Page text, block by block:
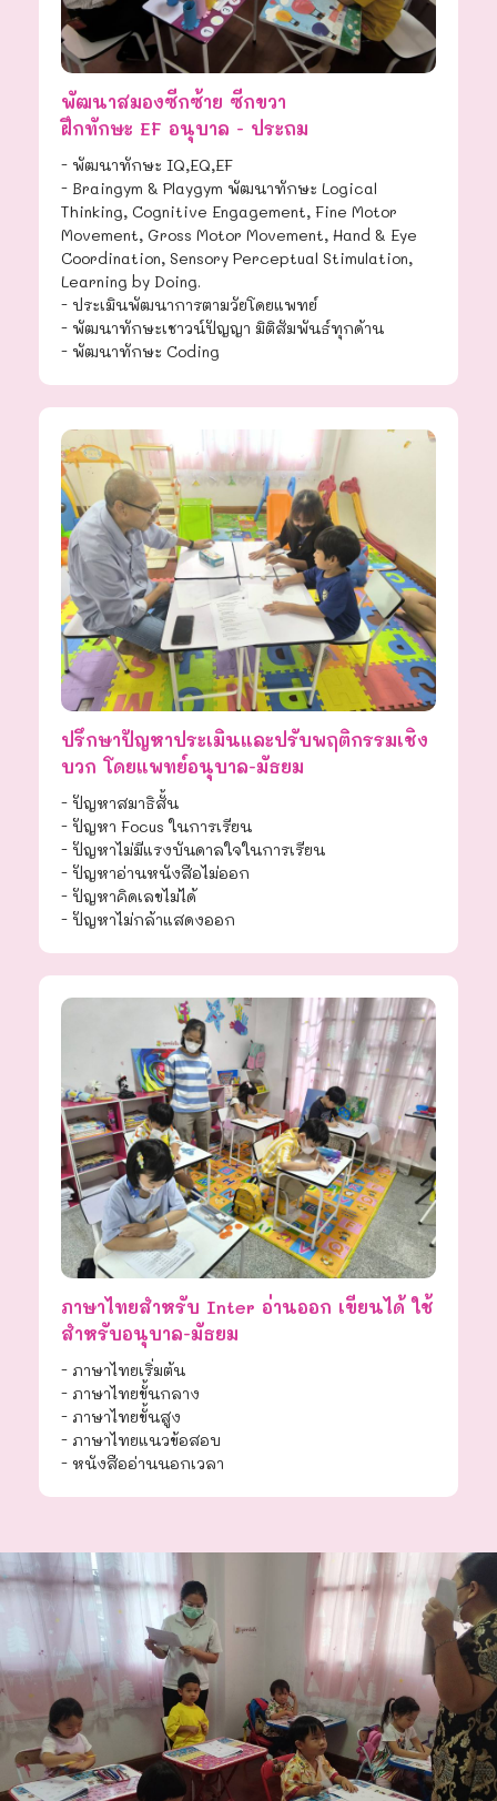
พัฒนาสมองซีกซ้าย ซีกขวา
ฝึกทักษะ EF อนุบาล - ประถม
- พัฒนาทักษะ IQ,EQ,EF
- Braingym & Playgym พัฒนาทักษะ Logical
Thinking, Cognitive Engagement, Fine Motor
Movement, Gross Motor Movement, Hand & Eye
Coordination, Sensory Perceptual Stimulation,
Learning by Doing.
- ประเมินพัฒนาการตามวัยโดยแพทย์
- พัฒนาทักษะเชาวน์ปัญญา มิติสัมพันธ์ทุกด้าน
- พัฒนาทักษะ Coding
ปรึกษาปัญหาประเมินและปรับพฤติกรรมเชิง
บวก โดยแพทย์อนุบาล-มัธยม
- ปัญหาสมาธิสั้น
- ปัญหา Focus ในการเรียน
- ปัญหาไม่มีแรงบันดาลใจในการเรียน
- ปัญหาอ่านหนังสือไม่ออก
- ปัญหาคิดเลขไม่ได้
- ปัญหาไม่กล้าแสดงออก
ภาษาไทยสำหรับ Inter อ่านออก เขียนได้ ใช้
สำหรับอนุบาล-มัธยม
- ภาษาไทยเริ่มต้น
- ภาษาไทยขั้นกลาง
- ภาษาไทยขั้นสูง
- ภาษาไทยแนวข้อสอบ
- หนังสืออ่านนอกเวลา